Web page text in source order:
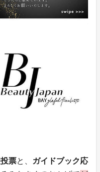
票と、
ガイドブック応